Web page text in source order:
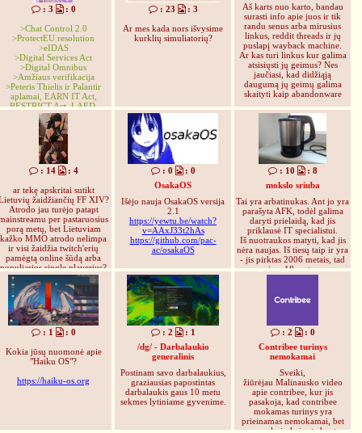
: 3
: 0
>Chat Control 2.0
>ProtectEU resolution
>eIDAS
>Digital Services Act
>Digital Omnibus
>Amžiaus verifikacija
>Peteris Thielis ir Palantir
aplamai, EARN IT Act,
RESTRICT Act, LAED,
SISEA
>Ant Android išmaniųjų
telefonų nebebus galima
siustis programėlių kurios
nėra ant Google Play, atseit
(nebent naudosi 'adb'? Ir
Custom ROM visokius,
liktai girdėjau kad Europos
nori uždraust Custom
tai džiugu, linkiu visiem
(nesvarbu ar kairioj
ar dešinioj pusej, tas pats
šudas), ir milijardieriem
degradam labai skausmingos
ir lėtos mirties) (realybėj visi
patogiai jie sedės savo
bunkeriuose kol
baudžiauninkai, mes visi,
neturėsim ir nudvėsim)
>Turbūt dar kokie dešimt
plius kiti distopiniai-
totalitariniai dalykai kur
praleidau nes man poxui
žinios, žiniasklaida
Jau galvojau ir taip
Act, SOPA, PIPA, CLOUD
Act, Intel ME, AMD PSP,
: 23
: 3
Ar mes kada nors išvysime
kurklių simuliatorių?
Aš karts nuo karto, bandau
surasti info apie juos ir tik
randu senus arba mirusius
linkus, reddit threads ir jų
puslapį wayback machine.
Ar kas turi linkus kur galima
atsisiųsti jų geimus? Nes
jaučiasi, kad didžiąją
daugumą jų geimų galima
skaityti kaip abandonware
: 14
: 4
ar tekę apskritai sutikt
žaidžiančių FF XIV?
Atrodo jau turėjo patapt
per pastaruosius
porą metų, bet Lietuviam
kažko MMO atrodo nelimpa
ir visi žaidžia twitch'erių
pamėgtą online šūdą arba
populiarius single playerius?
Kokios jūsų patirtys?
: 0
: 0
OsakaOS
Išėjo nauja OsakaOS versija
2.1
https://yewtu.be/watch?
v=AAxJ33t2hAs
https://github.com/pac-
ac/osakaOS
: 10
: 8
mokslo sriuba
Tai yra arbatinukas. Ant jo yra
parašyta AFK, todėl galima
daryti prielaidą, kad jis
priklausė IT specialistui.
Iš nuotraukos matyti, kad jis
nėra naujas. Iš tiesų taip ir yra
- jis pirktas 2006 metais, tad
jam 18 metų.
: 1
: 0
Kokia jūsų nuomonė apie
"Haiku OS"?
https://haiku-os.org
: 2
: 1
/dg/ - Darbalaukio
generalinis
Postinam savo darbalaukius,
graziausias papostintas
darbalaukis gaus 10 metu
sekmes lytiniame gyvenime.
: 2
: 0
Contribee turinys
nemokamai
Sveiki,
žiūrėjau Malinausko video
apie contribee, kur jis
pasakoja, kad contribee
mokamas turinys yra
prieinamas nemokamai, bet
nepasakojo kaip, tad pats